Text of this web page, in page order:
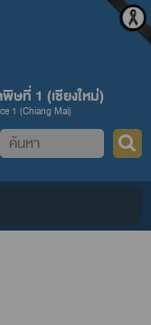
ษที่ 1 (เชียงใหม่่)
1 (Chiang Mai)
ค้นหา